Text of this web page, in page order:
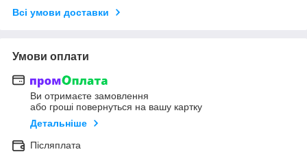
Всі умови доставки
Умови оплати
Ви отримаєте замовлення
або гроші повернуться на вашу картку
Детальніше
Післяплата